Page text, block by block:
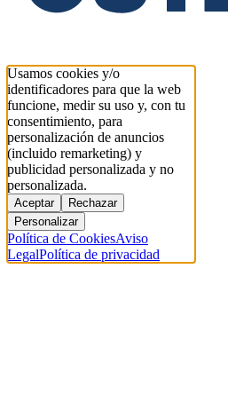
Usamos cookies y/o
identificadores para que la web
funcione, medir su uso y, con tu
consentimiento, para
personalización de anuncios
(incluido remarketing) y
publicidad personalizada y no
personalizada.
Aceptar
Rechazar
Personalizar
Política de CookiesAviso
LegalPolítica de privacidad